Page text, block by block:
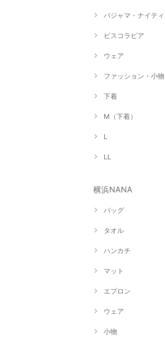
パジャマ・ナイティ
ビスコラピア
ウェア
ファッション・小物
下着
M（下着）
L
LL
横浜NANA
バッグ
タオル
ハンカチ
マット
エプロン
ウェア
小物